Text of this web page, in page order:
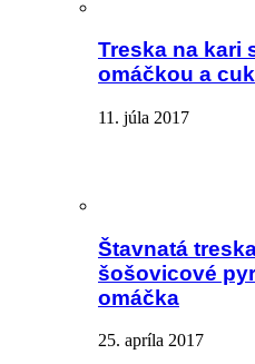
Treska na kari
omáčkou a
11. júla 2017
Štavnatá
šošovicové
omáčka
25. apríla 2017